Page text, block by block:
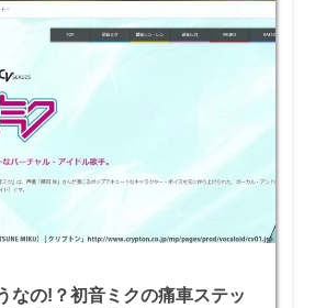
なの!？初音ミクの痛車ステッ